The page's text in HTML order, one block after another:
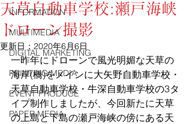
INFORMATION
MULTIMEDIA
DIGITAL MARKETING
PRINTING MEDIA
EVENT PRODUCE
PAPER MEDIA
天草自動車学校:瀬戸海峡
ドローン撮影
更新日： 2020年6月6日
一昨年にドローンで風光明媚な天草の
海岸(橋)をメインに大矢野自動車学校・
天草自動車学校・牛深自動車学校の3タ
イプ制作しましたが、今回新たに天草
の上島と下島の瀬戸海峡の傍にある天